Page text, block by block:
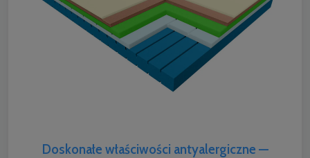
Doskonałe właściwości antyalergiczne —